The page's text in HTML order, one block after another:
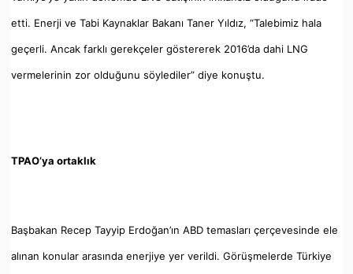
etti. Enerji ve Tabi Kaynaklar Bakanı Taner Yıldız, “Talebimiz hala
geçerli. Ancak farklı gerekçeler göstererek 2016’da dahi LNG
vermelerinin zor olduğunu söylediler” diye konuştu.
TPAO’ya ortaklık
Başbakan Recep Tayyip Erdoğan’ın ABD temasları çerçevesinde ele
alınan konular arasında enerjiye yer verildi. Görüşmelerde Türkiye